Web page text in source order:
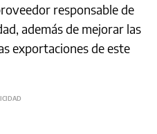
responsable de
además de mejorar las
exportaciones de este